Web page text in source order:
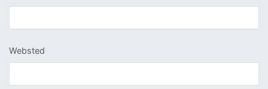
Websted